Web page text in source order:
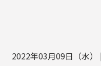
2022年03月09日（水）